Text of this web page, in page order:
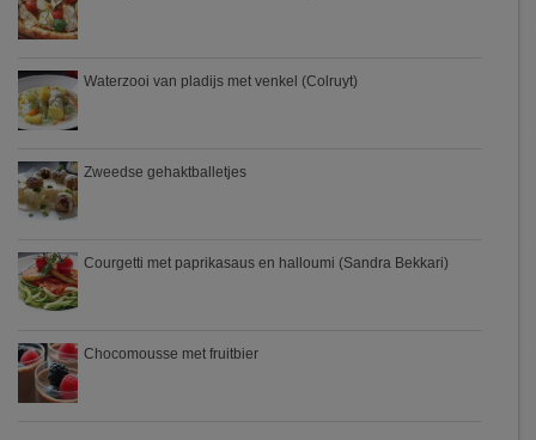
Waterzooi van pladijs met venkel (Colruyt)
Zweedse gehaktballetjes
Courgetti met paprikasaus en halloumi (Sandra Bekkari)
Chocomousse met fruitbier